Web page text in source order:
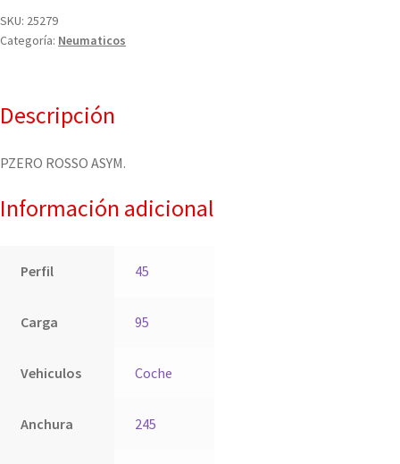
SKU: 25279
Categoría: Neumaticos
Descripción
PZERO ROSSO ASYM.
Información adicional
Perfil 45
Carga 95
Vehiculos Coche
Anchura 245